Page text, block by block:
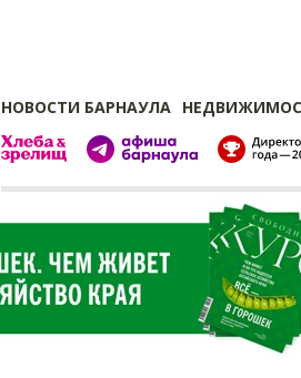
НОВОСТИ БАРНАУЛА